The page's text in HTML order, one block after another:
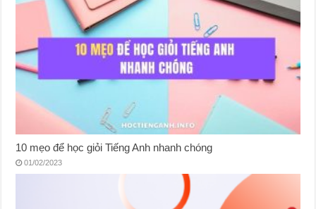
10 mẹo để học giỏi Tiếng Anh nhanh chóng
01/02/2023